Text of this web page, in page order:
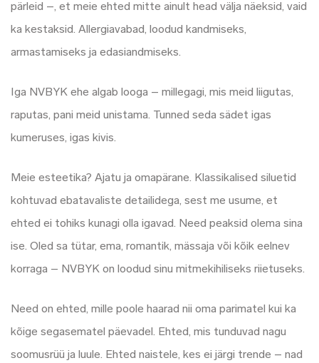
pärleid –, et meie ehted mitte ainult head välja näeksid, vaid
ka kestaksid. Allergiavabad, loodud kandmiseks,
armastamiseks ja edasiandmiseks.
Iga NVBYK ehe algab looga – millegagi, mis meid liigutas,
raputas, pani meid unistama. Tunned seda sädet igas
kumeruses, igas kivis.
Meie esteetika? Ajatu ja omapärane. Klassikalised siluetid
kohtuvad ebatavaliste detailidega, sest me usume, et
ehted ei tohiks kunagi olla igavad. Need peaksid olema sina
ise. Oled sa tütar, ema, romantik, mässaja või kõik eelnev
korraga – NVBYK on loodud sinu mitmekihiliseks riietuseks.
Need on ehted, mille poole haarad nii oma parimatel kui ka
kõige segasematel päevadel. Ehted, mis tunduvad nagu
soomusrüü ja luule. Ehted naistele, kes ei järgi trende – nad